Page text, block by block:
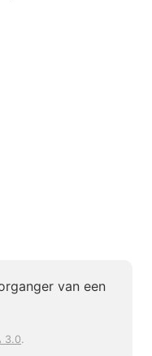
van een
3.0.